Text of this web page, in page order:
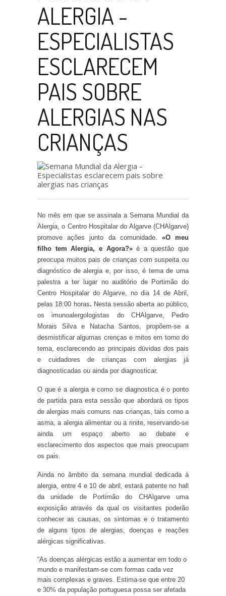
ALERGIA -
ESPECIALISTAS
ESCLARECEM
PAIS SOBRE
ALERGIAS NAS
CRIANÇAS
No mês em que se assinala a Semana Mundial da
Alergia, o Centro Hospitalar do Algarve (CHAlgarve)
promove ações junto da comunidade. «O meu
filho tem Alergia, e Agora?»é a questão que
preocupa muitos pais de crianças com suspeita ou
diagnóstico de alergia e, por isso, é tema de uma
palestra a ter lugar no auditório de Portimão do
Centro Hospitalar do Algarve, no dia 14 de Abril,
pelas 18:00 horas. Nesta sessão aberta ao público,
os imunoalergologistas do CHAlgarve, Pedro
Morais Silva e Natacha Santos, propõem-se a
desmistificar algumas crenças e mitos em torno do
tema, esclarecendo as principais dúvidas dos pais
e cuidadores de crianças com alergias já
diagnosticadas ou ainda por diagnosticar.
O que é a alergia e como se diagnostica é o ponto
de partida para esta sessão que abordará os tipos
de alergias mais comuns nas crianças, tais como a
asma, a alergia alimentar ou a rinite, reservando-se
ainda um espaço aberto ao debate e
esclarecimento dos aspectos que mais preocupam
os pais.
Ainda no âmbito da semana mundial dedicada à
alergia, entre 4 e 10 de abril, estará patente no hall
da unidade de Portimão do CHAlgarve uma
exposição através da qual os visitantes poderão
conhecer as causas, os sintomas e o tratamento
de alguns tipos de alergias, doenças e reações
alérgicas significativas.
“As doenças alérgicas estão a aumentar em todo o
mundo e manifestam-se com formas cada vez
mais complexas e graves. Estima-se que entre 20
e 30% da população portuguesa possa ser afetada